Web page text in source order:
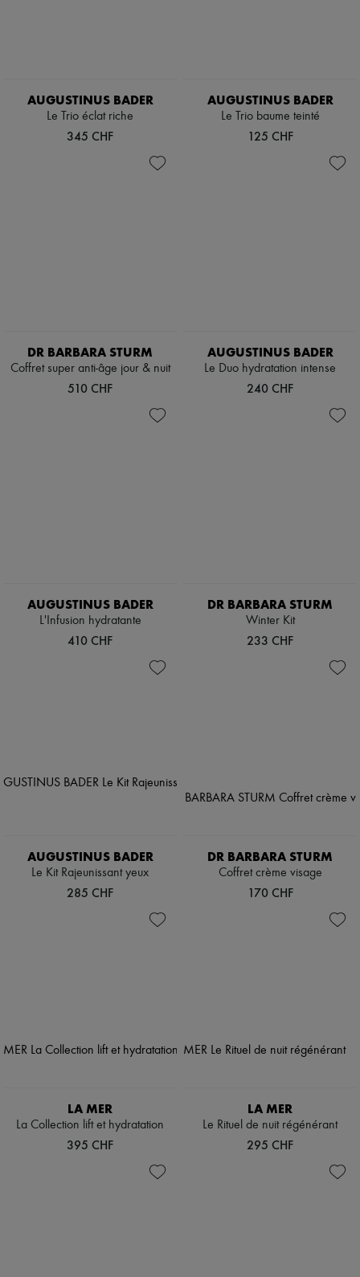
AUGUSTINUS BADER
Le Trio éclat riche
345 CHF
AUGUSTINUS BADER
Le Trio baume teinté
125 CHF
DR BARBARA STURM
Coffret super anti-âge jour & nuit
510 CHF
AUGUSTINUS BADER
Le Duo hydratation intense
240 CHF
AUGUSTINUS BADER
L'Infusion hydratante
410 CHF
DR BARBARA STURM
Winter Kit
233 CHF
AUGUSTINUS BADER
Le Kit Rajeunissant yeux
285 CHF
DR BARBARA STURM
Coffret crème visage
170 CHF
LA MER
La Collection lift et hydratation
395 CHF
LA MER
Le Rituel de nuit régénérant
295 CHF